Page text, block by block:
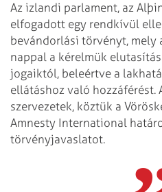
Az izlandi parlament, az
elfogadott egy rendkívül
bevándorlási törvényt, mely
nappal a kérelmük
jogaiktól, beleértve a
ellátáshoz való hozzáférést.
szervezetek, köztük a
Amnesty International
törvényjavaslatot.